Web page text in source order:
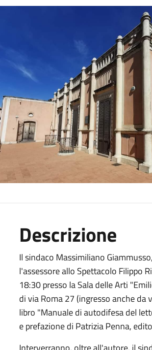
Descrizione
Il sindaco Massimiliano
l'assessore allo Spettacolo Filippo
18:30 presso la Sala delle Arti
di via Roma 27 (ingresso anche da
libro "Manuale di autodifesa del
e prefazione di Patrizia Penna,